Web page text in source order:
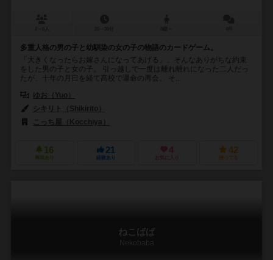
多重人格の男の子と幼馴染の女の子の物語のカードゲーム。
「大きくなったらお嫁さんになってあげる」、そんなありがちな約束
をした男の子と女の子。 引っ越しで一度は離れ離れになった二人だっ
たが、十年の月日を経て高校で運命の再会。 そ...
ゆお（Yuo）
シキリト（Shikirito）
こっち屋（Kocchiya）
16
興味あり
21
経験あり
4
お気に入り
42
持ってる
ねこばば
Nekobaba